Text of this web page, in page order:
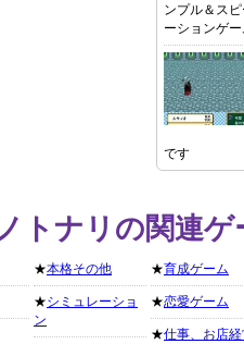
ンプル＆ス
ーションゲ
です
トナリの関連
★本格その他
★シミュレーショ
ン
★育成ゲーム
★恋愛ゲーム
★仕事、お店